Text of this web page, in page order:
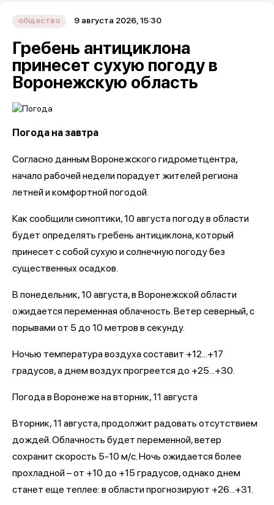
общество 9 августа 2026, 15:30
Гребень антициклона
принесет сухую погоду в
Воронежскую область
Погода на завтра
Согласно данным Воронежского гидрометцентра,
начало рабочей недели порадует жителей региона
летней и комфортной погодой.
Как сообщили синоптики, 10 августа погоду в области
будет определять гребень антициклона, который
принесет с собой сухую и солнечную погоду без
существенных осадков.
В понедельник, 10 августа, в Воронежской области
ожидается переменная облачность. Ветер северный, с
порывами от 5 до 10 метров в секунду.
Ночью температура воздуха составит +12...+17
градусов, а днем воздух прогреется до +25...+30.
Погода в Воронеже на вторник, 11 августа
Вторник, 11 августа, продолжит радовать отсутствием
дождей. Облачность будет переменной, ветер
сохранит скорость 5-10 м/с. Ночь ожидается более
прохладной – от +10 до +15 градусов, однако днем
станет еще теплее: в области прогнозируют +26...+31.